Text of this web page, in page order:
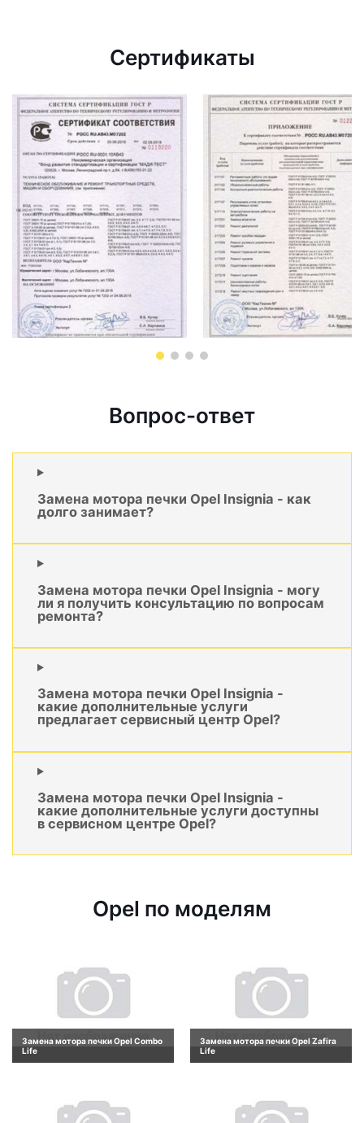
Сертификаты
Вопрос-ответ
Замена мотора печки Opel Insignia - как
долго занимает?
Замена мотора печки Opel Insignia - могу
ли я получить консультацию по вопросам
ремонта?
Замена мотора печки Opel Insignia -
какие дополнительные услуги
предлагает сервисный центр Opel?
Замена мотора печки Opel Insignia -
какие дополнительные услуги доступны
в сервисном центре Opel?
Opel по моделям
Замена мотора печки Opel Combo
Life
Замена мотора печки Opel Zafira
Life